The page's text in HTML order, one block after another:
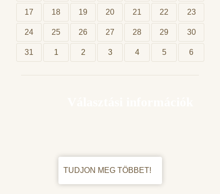
17 18 19 20 21 22 23
24 25 26 27 28 29 30
31 1 2 3 4 5 6
TUDJON MEG TÖBBET!